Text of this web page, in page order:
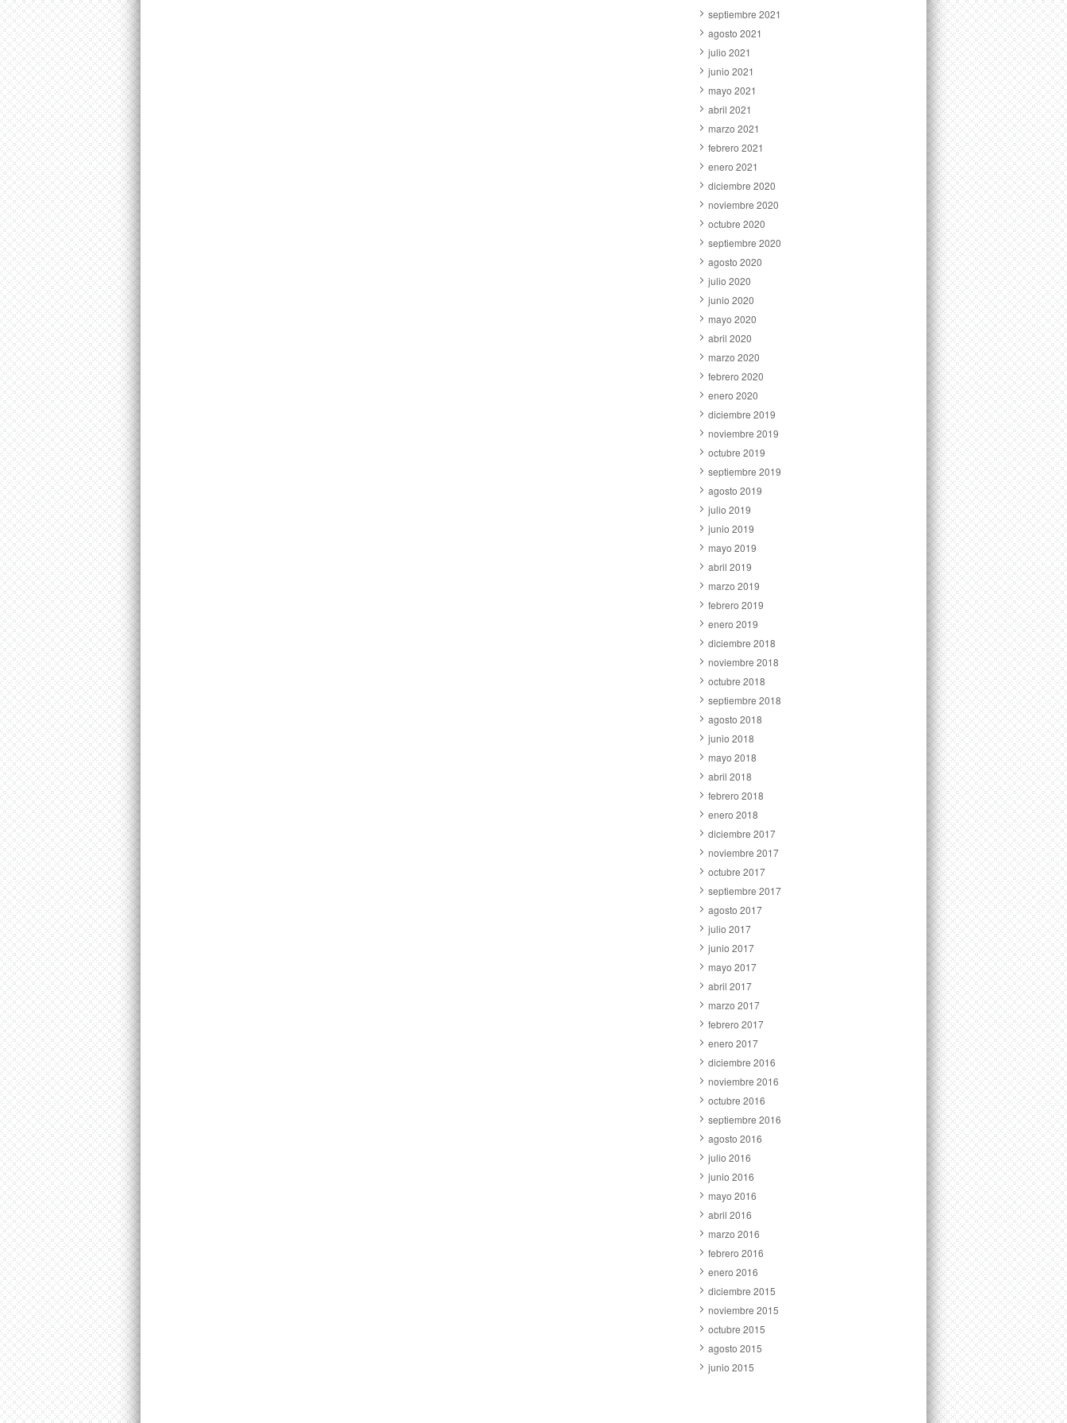
septiembre 2021
agosto 2021
julio 2021
junio 2021
mayo 2021
abril 2021
marzo 2021
febrero 2021
enero 2021
diciembre 2020
noviembre 2020
octubre 2020
septiembre 2020
agosto 2020
julio 2020
junio 2020
mayo 2020
abril 2020
marzo 2020
febrero 2020
enero 2020
diciembre 2019
noviembre 2019
octubre 2019
septiembre 2019
agosto 2019
julio 2019
junio 2019
mayo 2019
abril 2019
marzo 2019
febrero 2019
enero 2019
diciembre 2018
noviembre 2018
octubre 2018
septiembre 2018
agosto 2018
junio 2018
mayo 2018
abril 2018
febrero 2018
enero 2018
diciembre 2017
noviembre 2017
octubre 2017
septiembre 2017
agosto 2017
julio 2017
junio 2017
mayo 2017
abril 2017
marzo 2017
febrero 2017
enero 2017
diciembre 2016
noviembre 2016
octubre 2016
septiembre 2016
agosto 2016
julio 2016
junio 2016
mayo 2016
abril 2016
marzo 2016
febrero 2016
enero 2016
diciembre 2015
noviembre 2015
octubre 2015
agosto 2015
junio 2015